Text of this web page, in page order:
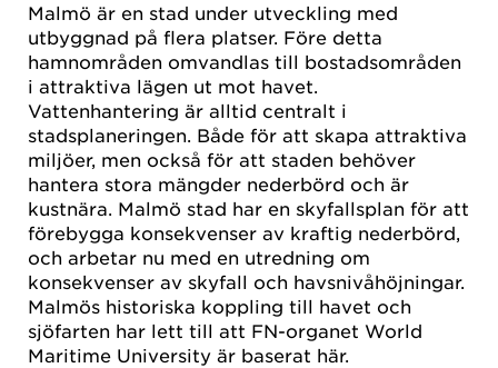
Malmö är en stad under utveckling med
utbyggnad på flera platser. Före detta
hamnområden omvandlas till bostadsområden
i attraktiva lägen ut mot havet.
Vattenhantering är alltid centralt i
stadsplaneringen. Både för att skapa attraktiva
miljöer, men också för att staden behöver
hantera stora mängder nederbörd och är
kustnära. Malmö stad har en skyfallsplan för att
förebygga konsekvenser av kraftig nederbörd,
och arbetar nu med en utredning om
konsekvenser av skyfall och havsnivåhöjningar.
Malmös historiska koppling till havet och
sjöfarten har lett till att FN-organet World
Maritime University är baserat här.